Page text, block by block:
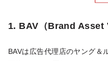
1. BAV（Brand Asset
BAVは広告代理店のヤング＆